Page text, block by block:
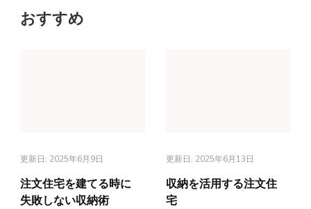
おすすめ
更新日: 2025年6月9日
注文住宅を建てる時に
失敗しない収納術
更新日: 2025年6月13日
収納を活用する注文住
宅